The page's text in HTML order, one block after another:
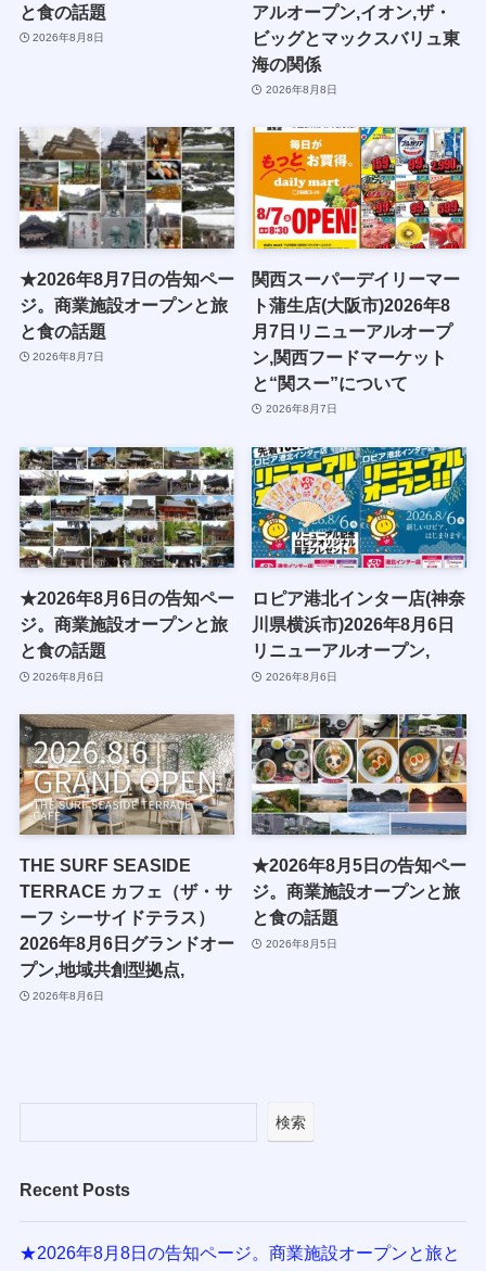
と食の話題
2026年8月8日
アルオープン,イオン,ザ・
ビッグとマックスバリュ東
海の関係
2026年8月8日
★2026年8月7日の告知ペー
ジ。商業施設オープンと旅
と食の話題
2026年8月7日
関西スーパーデイリーマー
ト蒲生店(大阪市)2026年8
月7日リニューアルオープ
ン,関西フードマーケット
と“関スー”について
2026年8月7日
★2026年8月6日の告知ペー
ジ。商業施設オープンと旅
と食の話題
2026年8月6日
ロピア港北インター店(神奈
川県横浜市)2026年8月6日
リニューアルオープン,
2026年8月6日
THE SURF SEASIDE
TERRACE カフェ（ザ・サ
ーフ シーサイドテラス）
2026年8月6日グランドオー
プン,地域共創型拠点,
2026年8月6日
★2026年8月5日の告知ペー
ジ。商業施設オープンと旅
と食の話題
2026年8月5日
検索
Recent Posts
★2026年8月8日の告知ページ。商業施設オープンと旅と